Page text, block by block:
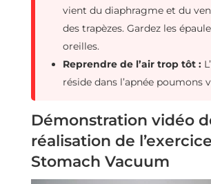
vient du diaphragme et du
des trapèzes. Gardez les
oreilles.
Reprendre de l’air trop tôt :
réside dans l’apnée poumons
Démonstration vidéo
réalisation de
Stomach Vacuum